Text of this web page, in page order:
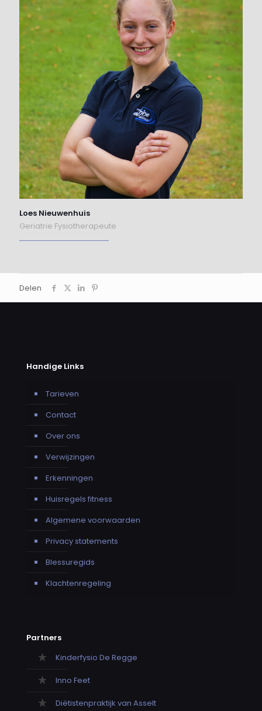
Loes Nieuwenhuis
Geriatrie Fysiotherapeute
Delen
Handige Links
Tarieven
Contact
Over ons
Verwijzingen
Erkenningen
Huisregels fitness
Algemene voorwaarden
Privacy statements
Blessuregids
Klachtenregeling
Partners
Kinderfysio De Regge
Inno Feet
Diëtistenpraktijk van Asselt